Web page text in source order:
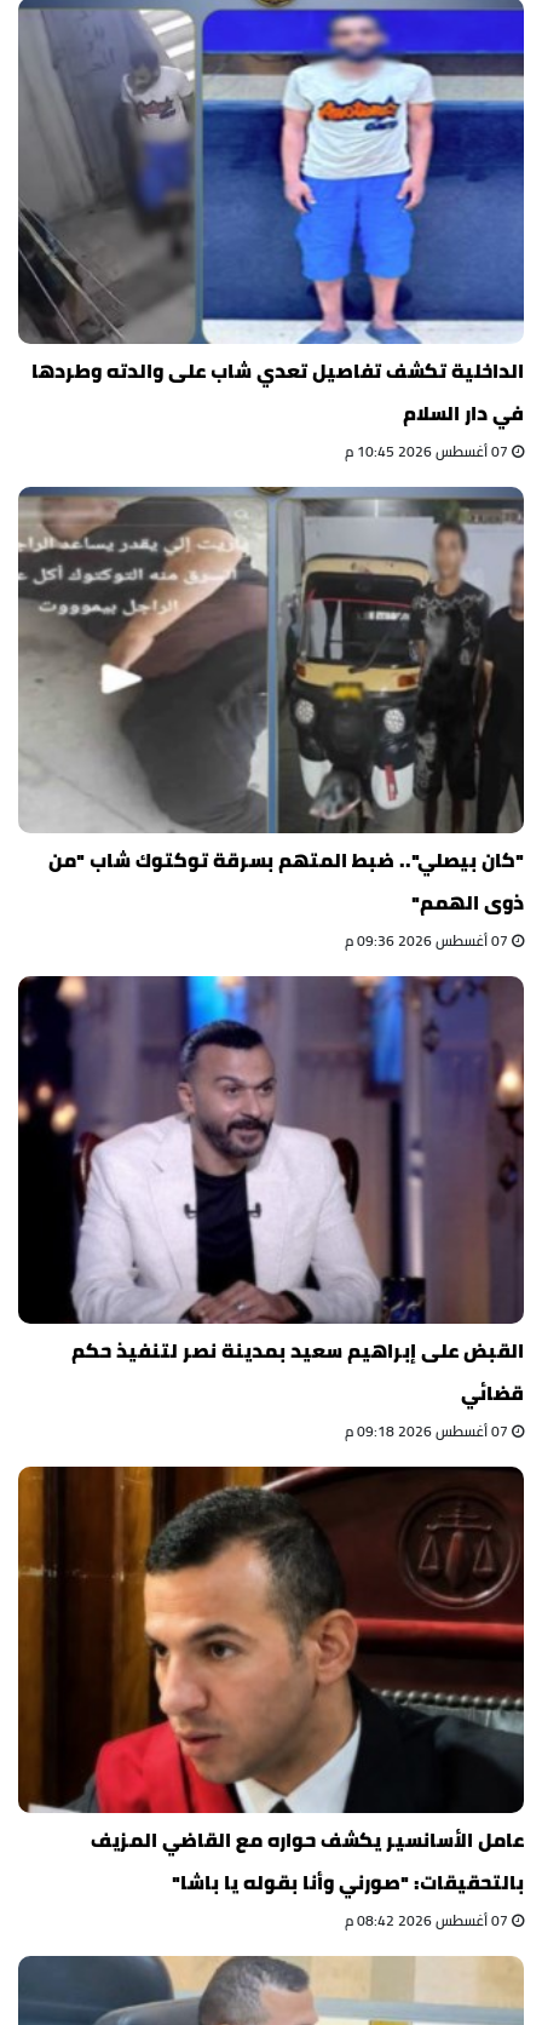
الداخلية تكشف تفاصيل تعدي شاب على والدته وطردها
في دار السلام
"كان بيصلي".. ضبط المتهم بسرقة توكتوك شاب "من
ذوى الهمم"
القبض على إبراهيم سعيد بمدينة نصر لتنفيذ حكم
قضائي
عامل الأسانسير يكشف حواره مع القاضي المزيف
بالتحقيقات: "صورني وأنا بقوله يا باشا"